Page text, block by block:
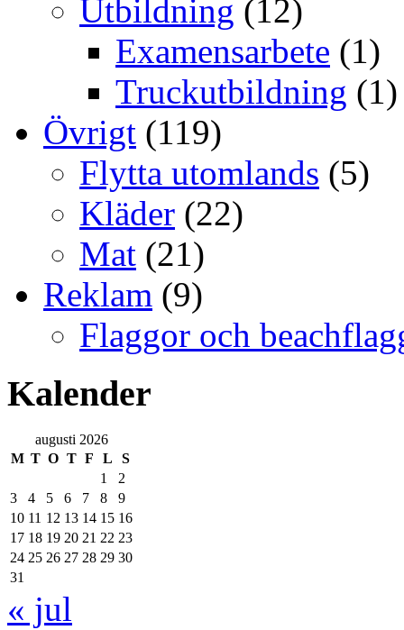
Utbildning (12)
Examensarbete (1)
Truckutbildning (1)
Övrigt (119)
Flytta utomlands (5)
Kläder (22)
Mat (21)
Reklam (9)
Flaggor och
Kalender
augusti 2026
M T O T F L
S
1
2
3
4 5 6 7 8
9
10 11 12 13 14 15 16
17 18 19 20 21 22 23
24 25 26 27 28 29 30
31
« jul